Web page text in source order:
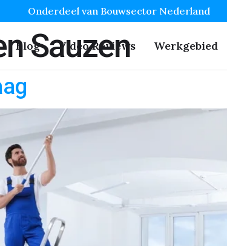
Onderdeel van Bouwsector Nederland
Blog Video Reviews Werkgebied
Sauzen